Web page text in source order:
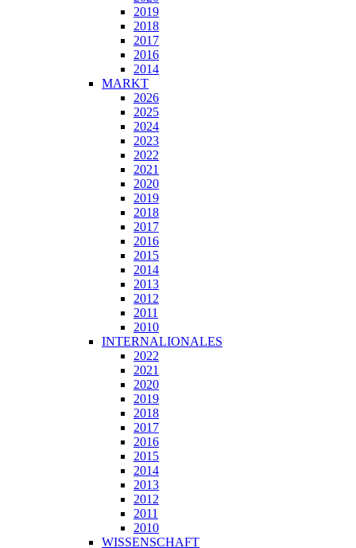
2019
2018
2017
2016
2014
MARKT
2026
2025
2024
2023
2022
2021
2020
2019
2018
2017
2016
2015
2014
2013
2012
2011
2010
INTERNALIONALES
2022
2021
2020
2019
2018
2017
2016
2015
2014
2013
2012
2011
2010
WISSENSCHAFT